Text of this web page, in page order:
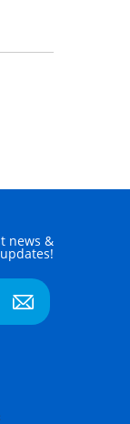
news &
updates!